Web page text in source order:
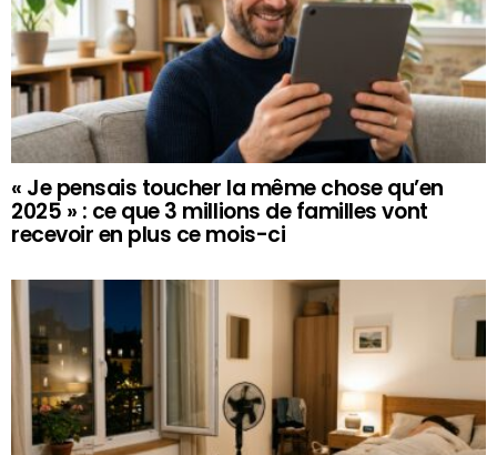
« Je pensais toucher la même chose qu’en
2025 » : ce que 3 millions de familles vont
recevoir en plus ce mois-ci